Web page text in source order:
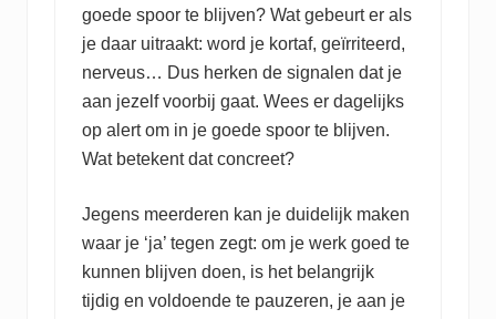
goede spoor te blijven? Wat gebeurt er als
je daar uitraakt: word je kortaf, geïrriteerd,
nerveus… Dus herken de signalen dat je
aan jezelf voorbij gaat. Wees er dagelijks
op alert om in je goede spoor te blijven.
Wat betekent dat concreet?
Jegens meerderen kan je duidelijk maken
waar je ‘ja’ tegen zegt: om je werk goed te
kunnen blijven doen, is het belangrijk
tijdig en voldoende te pauzeren, je aan je